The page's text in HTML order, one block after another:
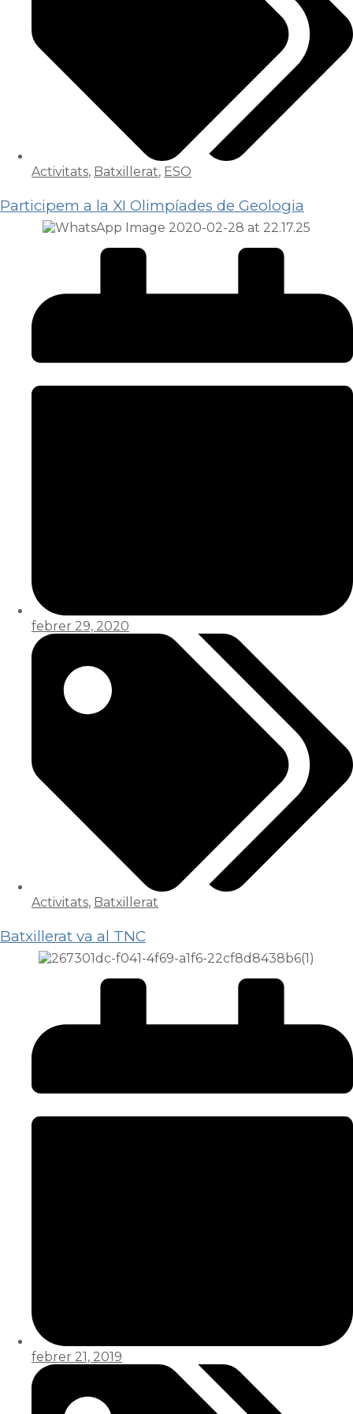
Activitats, Batxillerat, ESO
Participem a la XI Olimpíades de Geologia
febrer 29, 2020
Activitats, Batxillerat
Batxillerat va al TNC
febrer 21, 2019